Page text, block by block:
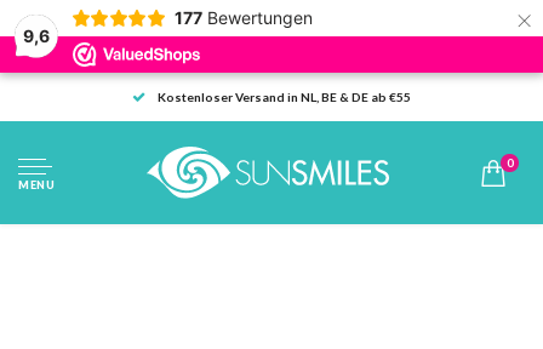
9,6
177 Bewertungen ×
Kostenloser Versand in NL, BE & DE ab €55
MENU
0